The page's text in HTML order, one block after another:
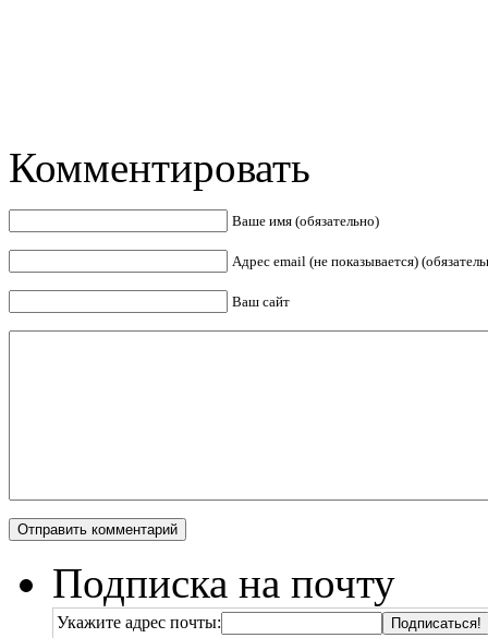
Комментировать
Ваше имя (обязательно)
Адрес email (не показывается)
Ваш сайт
Подписка на почту
Укажите адрес почты: